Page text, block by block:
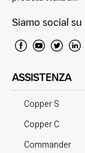
Siamo social su
ASSISTENZA
Copper S
Copper C
Commander